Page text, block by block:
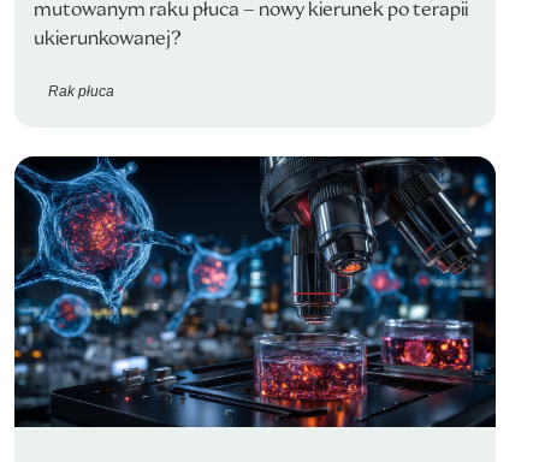
mutowanym raku płuca – nowy kierunek po terapii
ukierunkowanej?
Rak płuca